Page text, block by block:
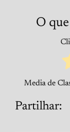
O
Media de
Partilhar: